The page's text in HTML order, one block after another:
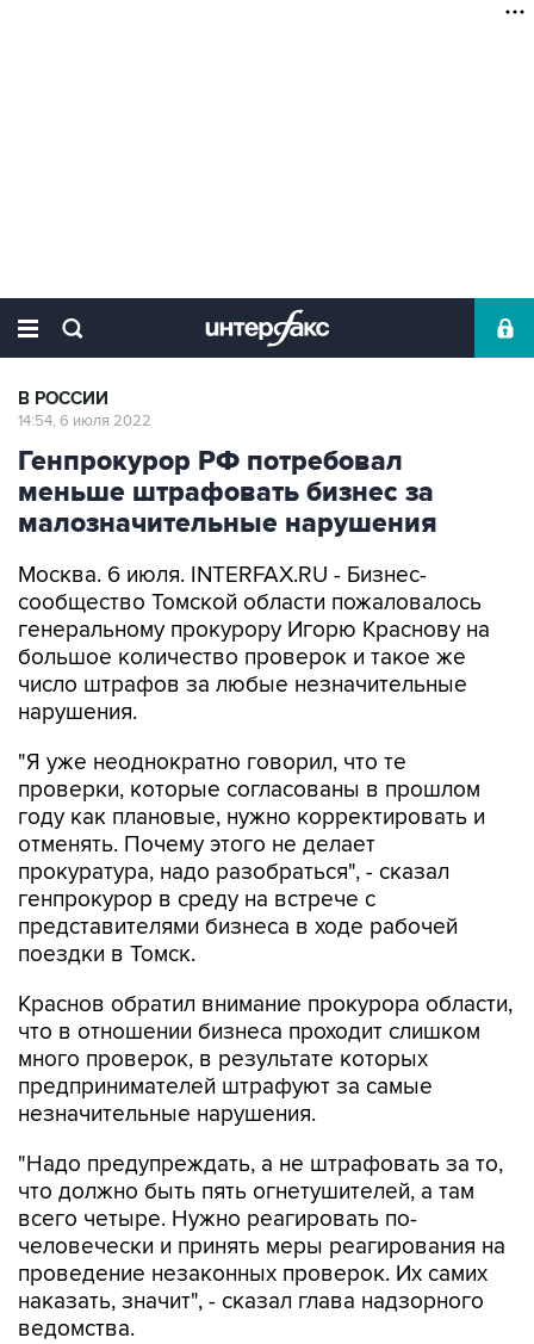
В РОССИИ
14:54, 6 июля 2022
Генпрокурор РФ потребовал
меньше штрафовать бизнес за
малозначительные нарушения
Москва. 6 июля. INTERFAX.RU - Бизнес-
сообщество Томской области пожаловалось
генеральному прокурору Игорю Краснову на
большое количество проверок и такое же
число штрафов за любые незначительные
нарушения.
"Я уже неоднократно говорил, что те
проверки, которые согласованы в прошлом
году как плановые, нужно корректировать и
отменять. Почему этого не делает
прокуратура, надо разобраться", - сказал
генпрокурор в среду на встрече с
представителями бизнеса в ходе рабочей
поездки в Томск.
Краснов обратил внимание прокурора области,
что в отношении бизнеса проходит слишком
много проверок, в результате которых
предпринимателей штрафуют за самые
незначительные нарушения.
"Надо предупреждать, а не штрафовать за то,
что должно быть пять огнетушителей, а там
всего четыре. Нужно реагировать по-
человечески и принять меры реагирования на
проведение незаконных проверок. Их самих
наказать, значит", - сказал глава надзорного
ведомства.